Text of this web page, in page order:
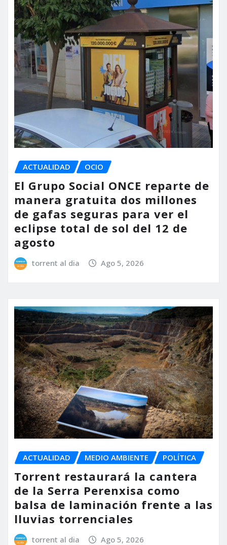
ACTUALIDAD OCIO
El Grupo Social ONCE reparte de
manera gratuita dos millones
de gafas seguras para ver el
eclipse total de sol del 12 de
agosto
torrent al dia Ago 5, 2026
ACTUALIDAD MEDIO AMBIENTE POLÍTICA
Torrent restaurará la cantera
de la Serra Perenxisa como
balsa de laminación frente a las
lluvias torrenciales
torrent al dia Ago 5, 2026